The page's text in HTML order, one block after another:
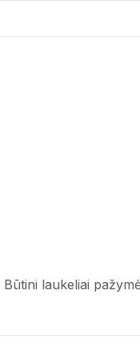
Būtini laukeliai